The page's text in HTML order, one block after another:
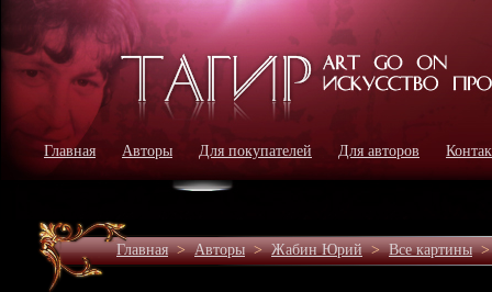
Главная Авторы Для покупателей Для авторов
Главная>Авторы>Жабин Юрий>Все картины